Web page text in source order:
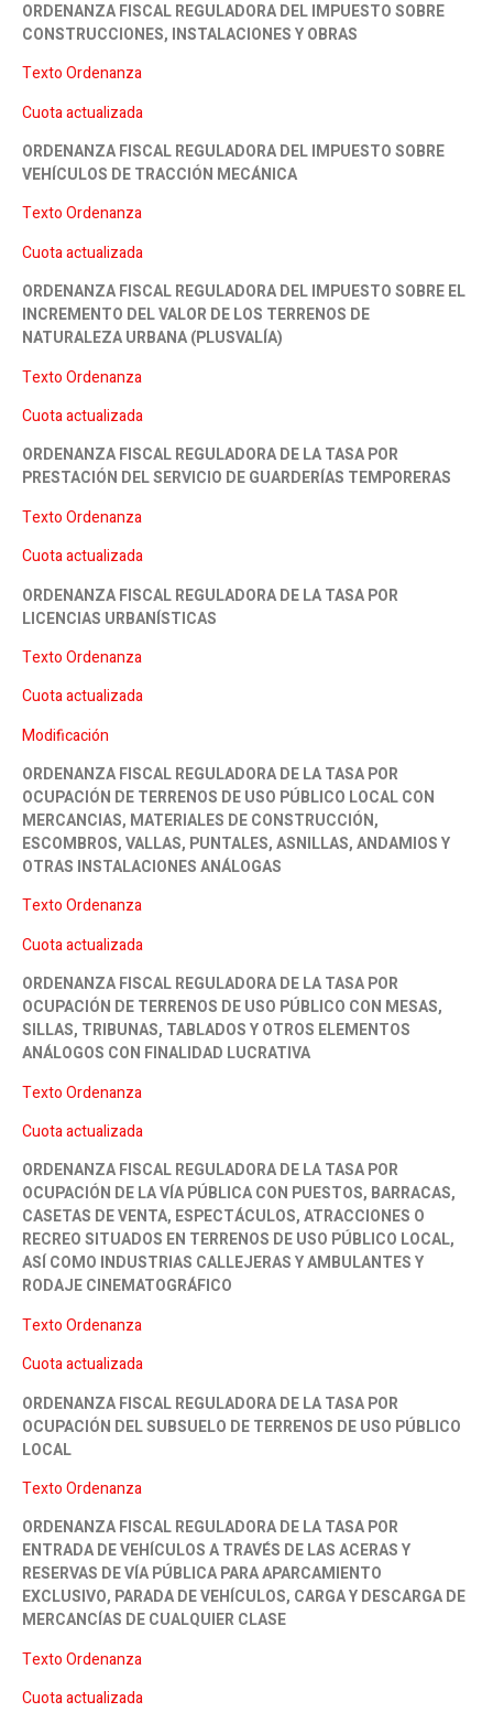
ORDENANZA FISCAL REGULADORA DEL IMPUESTO SOBRE
CONSTRUCCIONES, INSTALACIONES Y OBRAS
Texto Ordenanza
Cuota actualizada
ORDENANZA FISCAL REGULADORA DEL IMPUESTO SOBRE
VEHÍCULOS DE TRACCIÓN MECÁNICA
Texto Ordenanza
Cuota actualizada
ORDENANZA FISCAL REGULADORA DEL IMPUESTO SOBRE EL
INCREMENTO DEL VALOR DE LOS TERRENOS DE
NATURALEZA URBANA (PLUSVALÍA)
Texto Ordenanza
Cuota actualizada
ORDENANZA FISCAL REGULADORA DE LA TASA POR
PRESTACIÓN DEL SERVICIO DE GUARDERÍAS TEMPORERAS
Texto Ordenanza
Cuota actualizada
ORDENANZA FISCAL REGULADORA DE LA TASA POR
LICENCIAS URBANÍSTICAS
Texto Ordenanza
Cuota actualizada
Modificación
ORDENANZA FISCAL REGULADORA DE LA TASA POR
OCUPACIÓN DE TERRENOS DE USO PÚBLICO LOCAL CON
MERCANCIAS, MATERIALES DE CONSTRUCCIÓN,
ESCOMBROS, VALLAS, PUNTALES, ASNILLAS, ANDAMIOS Y
OTRAS INSTALACIONES ANÁLOGAS
Texto Ordenanza
Cuota actualizada
ORDENANZA FISCAL REGULADORA DE LA TASA POR
OCUPACIÓN DE TERRENOS DE USO PÚBLICO CON MESAS,
SILLAS, TRIBUNAS, TABLADOS Y OTROS ELEMENTOS
ANÁLOGOS CON FINALIDAD LUCRATIVA
Texto Ordenanza
Cuota actualizada
ORDENANZA FISCAL REGULADORA DE LA TASA POR
OCUPACIÓN DE LA VÍA PÚBLICA CON PUESTOS, BARRACAS,
CASETAS DE VENTA, ESPECTÁCULOS, ATRACCIONES O
RECREO SITUADOS EN TERRENOS DE USO PÚBLICO LOCAL,
ASÍ COMO INDUSTRIAS CALLEJERAS Y AMBULANTES Y
RODAJE CINEMATOGRÁFICO
Texto Ordenanza
Cuota actualizada
ORDENANZA FISCAL REGULADORA DE LA TASA POR
OCUPACIÓN DEL SUBSUELO DE TERRENOS DE USO PÚBLICO
LOCAL
Texto Ordenanza
ORDENANZA FISCAL REGULADORA DE LA TASA POR
ENTRADA DE VEHÍCULOS A TRAVÉS DE LAS ACERAS Y
RESERVAS DE VÍA PÚBLICA PARA APARCAMIENTO
EXCLUSIVO, PARADA DE VEHÍCULOS, CARGA Y DESCARGA DE
MERCANCÍAS DE CUALQUIER CLASE
Texto Ordenanza
Cuota actualizada